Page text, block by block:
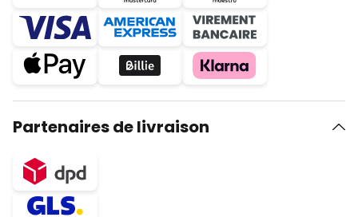
Partenaires de livraison